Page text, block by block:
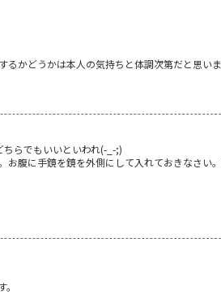
かどうかは本人の気持ちと体調次第だと思いま
らでもいいといわれ(-_-;)
腹に手鏡を鏡を外側にして入れておきなさい